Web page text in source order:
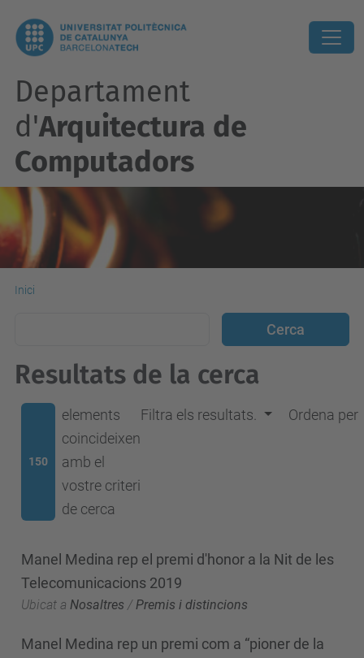
Departament
d'Arquitectura de
Computadors
Inici
Resultats de la cerca
150
elements
coincideixen
amb el
vostre criteri
de cerca
Filtra els resultats. Ordena per
Manel Medina rep el premi d'honor a la Nit de les
Telecomunicacions 2019
Ubicat a Nosaltres / Premis i distincions
Manel Medina rep un premi com a “pioner de la